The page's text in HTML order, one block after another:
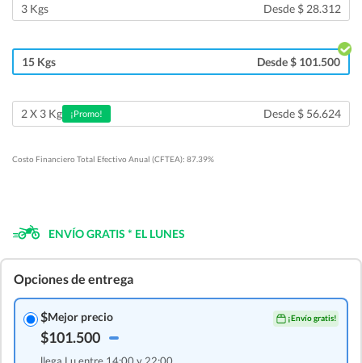
3 Kgs Desde $ 28.312
15 Kgs Desde $ 101.500
2 X 3 Kg ¡Promo! Desde $ 56.624
Costo Financiero Total Efectivo Anual (CFTEA): 87.39%
ENVÍO GRATIS * EL LUNES
Opciones de entrega
$Mejor precio ¡Envío gratis!
$101.500